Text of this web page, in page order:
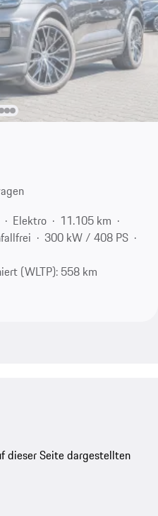
Elektro
11.105 km
300 kW / 408 PS
(WLTP): 558 km
dieser Seite dargestellten